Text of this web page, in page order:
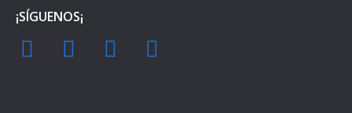
¡SÍGUENOS¡
F
I
Y
T